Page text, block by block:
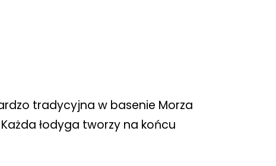
tradycyjna w basenie Morza
łodyga tworzy na końcu